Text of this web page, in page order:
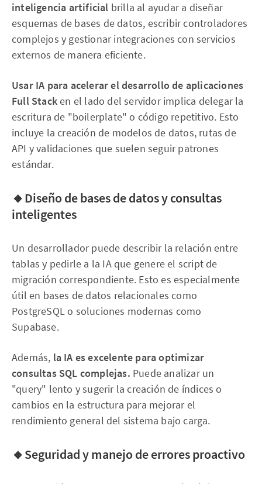
inteligencia artificial brilla al ayudar a diseñar
esquemas de bases de datos, escribir controladores
complejos y gestionar integraciones con servicios
externos de manera eficiente.
Usar IA para acelerar el desarrollo de aplicaciones
Full Stacken el lado del servidor implica delegar la
escritura de "boilerplate" o código repetitivo. Esto
incluye la creación de modelos de datos, rutas de
API y validaciones que suelen seguir patrones
estándar.
🔸Diseño de bases de datos y consultas
inteligentes
Un desarrollador puede describir la relación entre
tablas y pedirle a la IA que genere el script de
migración correspondiente. Esto es especialmente
útil en bases de datos relacionales como
PostgreSQL o soluciones modernas como
Supabase.
Además, la IA es excelente para optimizar
consultas SQL complejas. Puede analizar un
"query" lento y sugerir la creación de índices o
cambios en la estructura para mejorar el
rendimiento general del sistema bajo carga.
🔸Seguridad y manejo de errores proactivo